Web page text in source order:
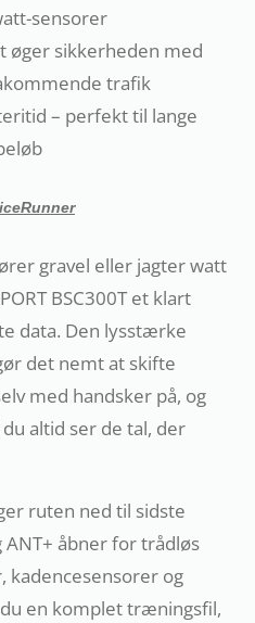
sensorer
øger sikkerheden med
trafik
– perfekt til lange
gravel eller jagter watt
BSC300T et klart
data. Den lysstærke
det nemt at skifte
med handsker på, og
altid ser de tal, der
ruten ned til sidste
åbner for trådløs
og
en komplet træningsfil,